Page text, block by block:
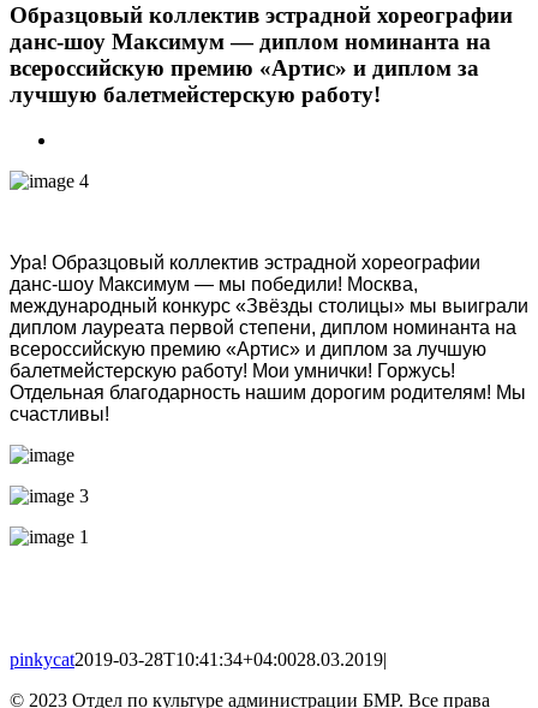
Образцовый коллектив эстрадной хореографии
данс-шоу Максимум — диплом номинанта на
всероссийскую премию «Артис» и диплом за
лучшую балетмейстерскую работу!
Image
Ура! Образцовый коллектив эстрадной хореографии
данс-шоу Максимум — мы победили! Москва,
международный конкурс «Звёзды столицы» мы выиграли
диплом лауреата первой степени, диплом номинанта на
всероссийскую премию «Артис» и диплом за лучшую
балетмейстерскую работу! Мои умнички! Горжусь!
Отдельная благодарность нашим дорогим родителям! Мы
счастливы!
pinkycat2019-03-28T10:41:34+04:0028.03.2019|
© 2023 Отдел по культуре администрации БМР. Все права